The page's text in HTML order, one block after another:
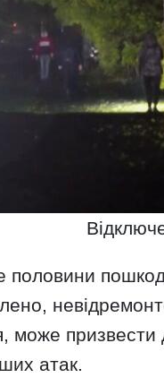
половини
може призвести
атак.